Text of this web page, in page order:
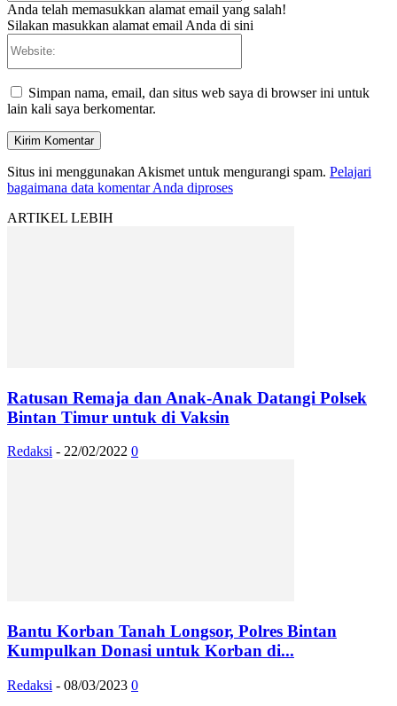
Anda telah memasukkan alamat email yang salah!
Silakan masukkan alamat email Anda di sini
Simpan nama, email, dan situs web saya di browser ini untuk
lain kali saya berkomentar.
Situs ini menggunakan Akismet untuk mengurangi spam. Pelajari
bagaimana data komentar Anda diproses
ARTIKEL LEBIH
Ratusan Remaja dan Anak-Anak Datangi Polsek
Bintan Timur untuk di Vaksin
Redaksi - 22/02/2022 0
Bantu Korban Tanah Longsor, Polres Bintan
Kumpulkan Donasi untuk Korban di...
Redaksi - 08/03/2023 0